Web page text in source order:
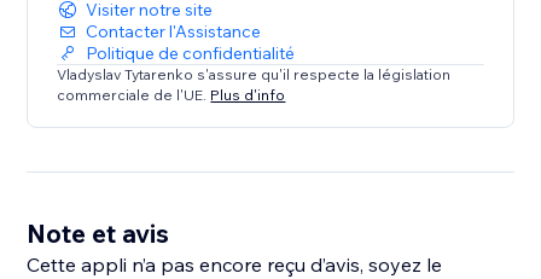
Visiter notre site
Contacter l'Assistance
Politique de confidentialité
Vladyslav Tytarenko s'assure qu'il respecte la législation
commerciale de l'UE. Plus d'info
Note et avis
Cette appli n’a pas encore reçu d’avis, soyez le